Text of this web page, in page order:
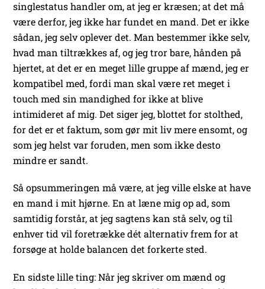
singlestatus handler om, at jeg er kræsen; at det må
være derfor, jeg ikke har fundet en mand. Det er ikke
sådan, jeg selv oplever det. Man bestemmer ikke selv,
hvad man tiltrækkes af, og jeg tror bare, hånden på
hjertet, at det er en meget lille gruppe af mænd, jeg er
kompatibel med, fordi man skal være ret meget i
touch med sin mandighed for ikke at blive
intimideret af mig. Det siger jeg, blottet for stolthed,
for det er et faktum, som gør mit liv mere ensomt, og
som jeg helst var foruden, men som ikke desto
mindre er sandt.
Så opsummeringen må være, at jeg ville elske at have
en mand i mit hjørne. En at læne mig op ad, som
samtidig forstår, at jeg sagtens kan stå selv, og til
enhver tid vil foretrække dét alternativ frem for at
forsøge at holde balancen det forkerte sted.
En sidste lille ting: Når jeg skriver om mænd og